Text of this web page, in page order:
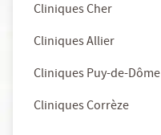
Cliniques Cher
Cliniques Allier
Cliniques Puy-de-Dôme
Cliniques Corrèze